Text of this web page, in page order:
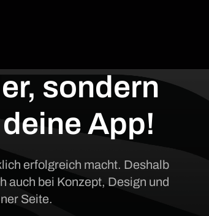
sondern
App!
erfolgreich macht. Deshalb
auch bei Konzept, Design und
Seite.